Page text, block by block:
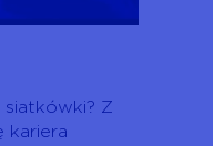
siatkówki? Z
kariera